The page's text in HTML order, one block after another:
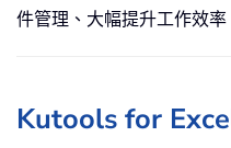
件管理、大幅提升工作效率
Kutools for